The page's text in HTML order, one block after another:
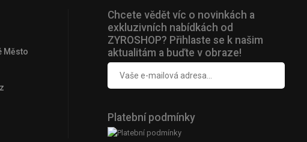
Město
Chcete vědět víc o novinkách a
exkluzivních nabídkách od
ZYROSHOP? Přihlaste se k našim
aktualitám a buďte v obraze!
Platební podmínky